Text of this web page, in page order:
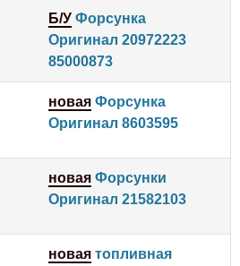
Б/У Форсунка
Оригинал 20972223
85000873
новая Форсунка
Оригинал 8603595
новая Форсунки
Оригинал 21582103
новая топливная